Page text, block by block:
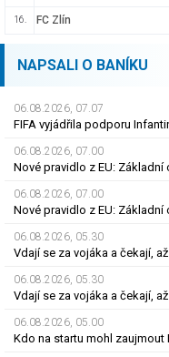
16. FC Zlín
NAPSALI O BANÍKU
06.08.2026, 07.07
06.08.2026, 07.00
Nové pravidlo z EU: Základní
06.08.2026, 07.00
Nové pravidlo z EU: Základní
06.08.2026, 05.30
06.08.2026, 05.30
06.08.2026, 05.00